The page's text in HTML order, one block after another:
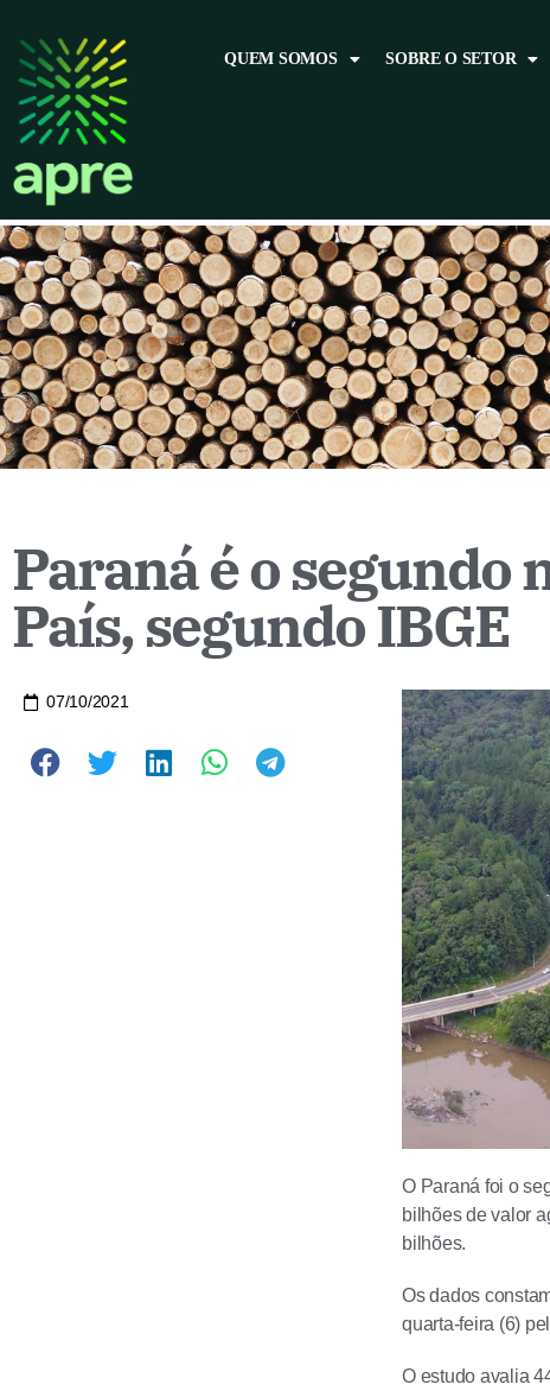
QUEM SOMOS SOBRE O SETOR
Paraná é o
País, segundo IBGE
07/10/2021
O Paraná foi o
bilhões de valor
bilhões.
Os dados
quarta-feira (6)
O estudo avalia